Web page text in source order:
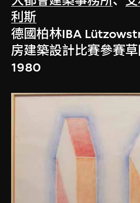
利斯
德國柏林IBA
房建築設計比賽參賽草
1980